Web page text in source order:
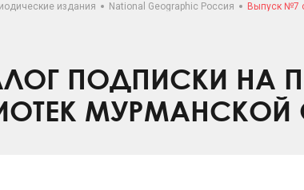
издания National Geographic Россия Выпуск №7
ПОДПИСКИ НА
МУРМАНСКОЙ